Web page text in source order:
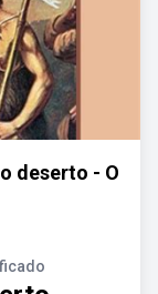
deserto - O